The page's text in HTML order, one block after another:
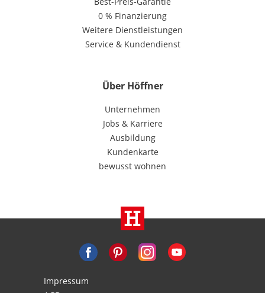
0 % Finanzierung
Weitere Dienstleistungen
Service & Kundendienst
Über Höffner
Unternehmen
Jobs & Karriere
Ausbildung
Kundenkarte
bewusst wohnen
Impressum